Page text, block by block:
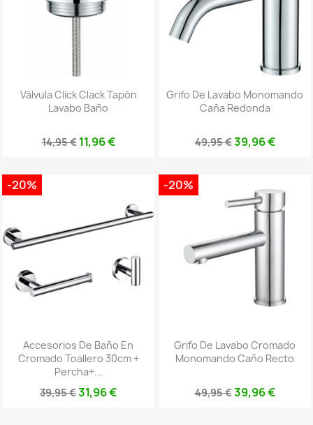
Válvula Click Clack Tapón
Lavabo Baño
14,95 € 11,96 €
Grifo De Lavabo Monomando
Caña Redonda
49,95 €39,96 €
Accesorios De Baño En
Cromado Toallero 30cm +
Percha+...
39,95 €31,96 €
-20%
Grifo De Lavabo Cromado
Monomando Caño Recto
49,95 €39,96 €
-20%